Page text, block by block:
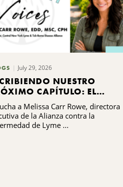
July 29, 2026
NUESTRO
CAPÍTULO: EL
HACIA EL
DE
DE LA
CONTRA LA
a Melissa Carr Rowe, directora
de la Alianza contra la
de Lyme ...